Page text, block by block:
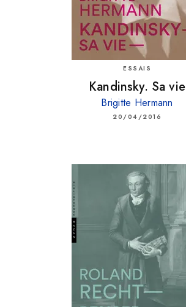
ESSAIS
Kandinsky. Sa vie
Brigitte Hermann
20/04/2016